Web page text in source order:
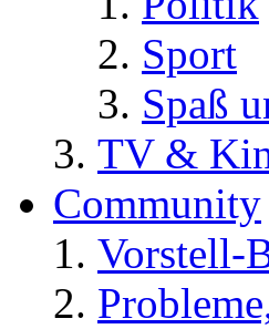
Sport
Spaß
TV &
Community
Vorstell-